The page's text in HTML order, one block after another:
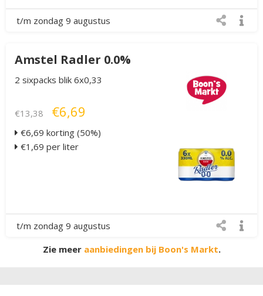
t/m zondag 9 augustus
Amstel Radler 0.0%
2 sixpacks blik 6x0,33
€13,38 €6,69
€6,69 korting (50%)
€1,69 per liter
t/m zondag 9 augustus
Zie meer aanbiedingen bij Boon's Markt.